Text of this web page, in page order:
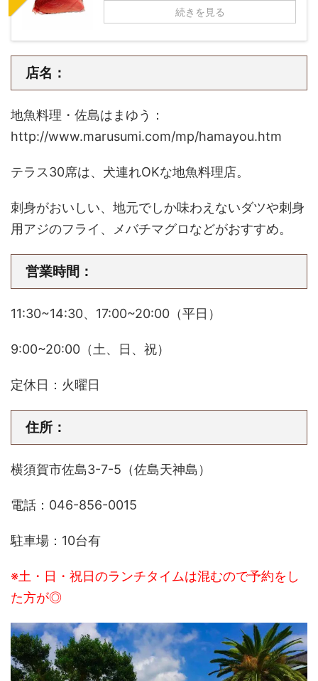
続きを見る
店名：
地魚料理・佐島はまゆう：
http://www.marusumi.com/mp/hamayou.htm
テラス30席は、犬連れOKな地魚料理店。
刺身がおいしい、地元でしか味わえないダツや刺身
用アジのフライ、メバチマグロなどがおすすめ。
営業時間：
11:30~14:30、17:00~20:00（平日）
9:00~20:00（土、日、祝）
定休日：火曜日
住所：
横須賀市佐島3-7-5（佐島天神島）
電話：046-856-0015
駐車場：10台有
※土・日・祝日のランチタイムは混むので予約をし
た方が◎